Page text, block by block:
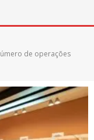
de operações